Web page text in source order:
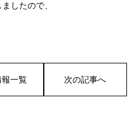
したので、
報一覧 次の記事へ